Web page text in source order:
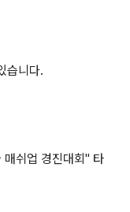
습니다.
쉬업 경진대회" 타